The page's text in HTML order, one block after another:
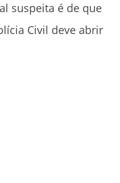
suspeita é de que
Civil deve abrir